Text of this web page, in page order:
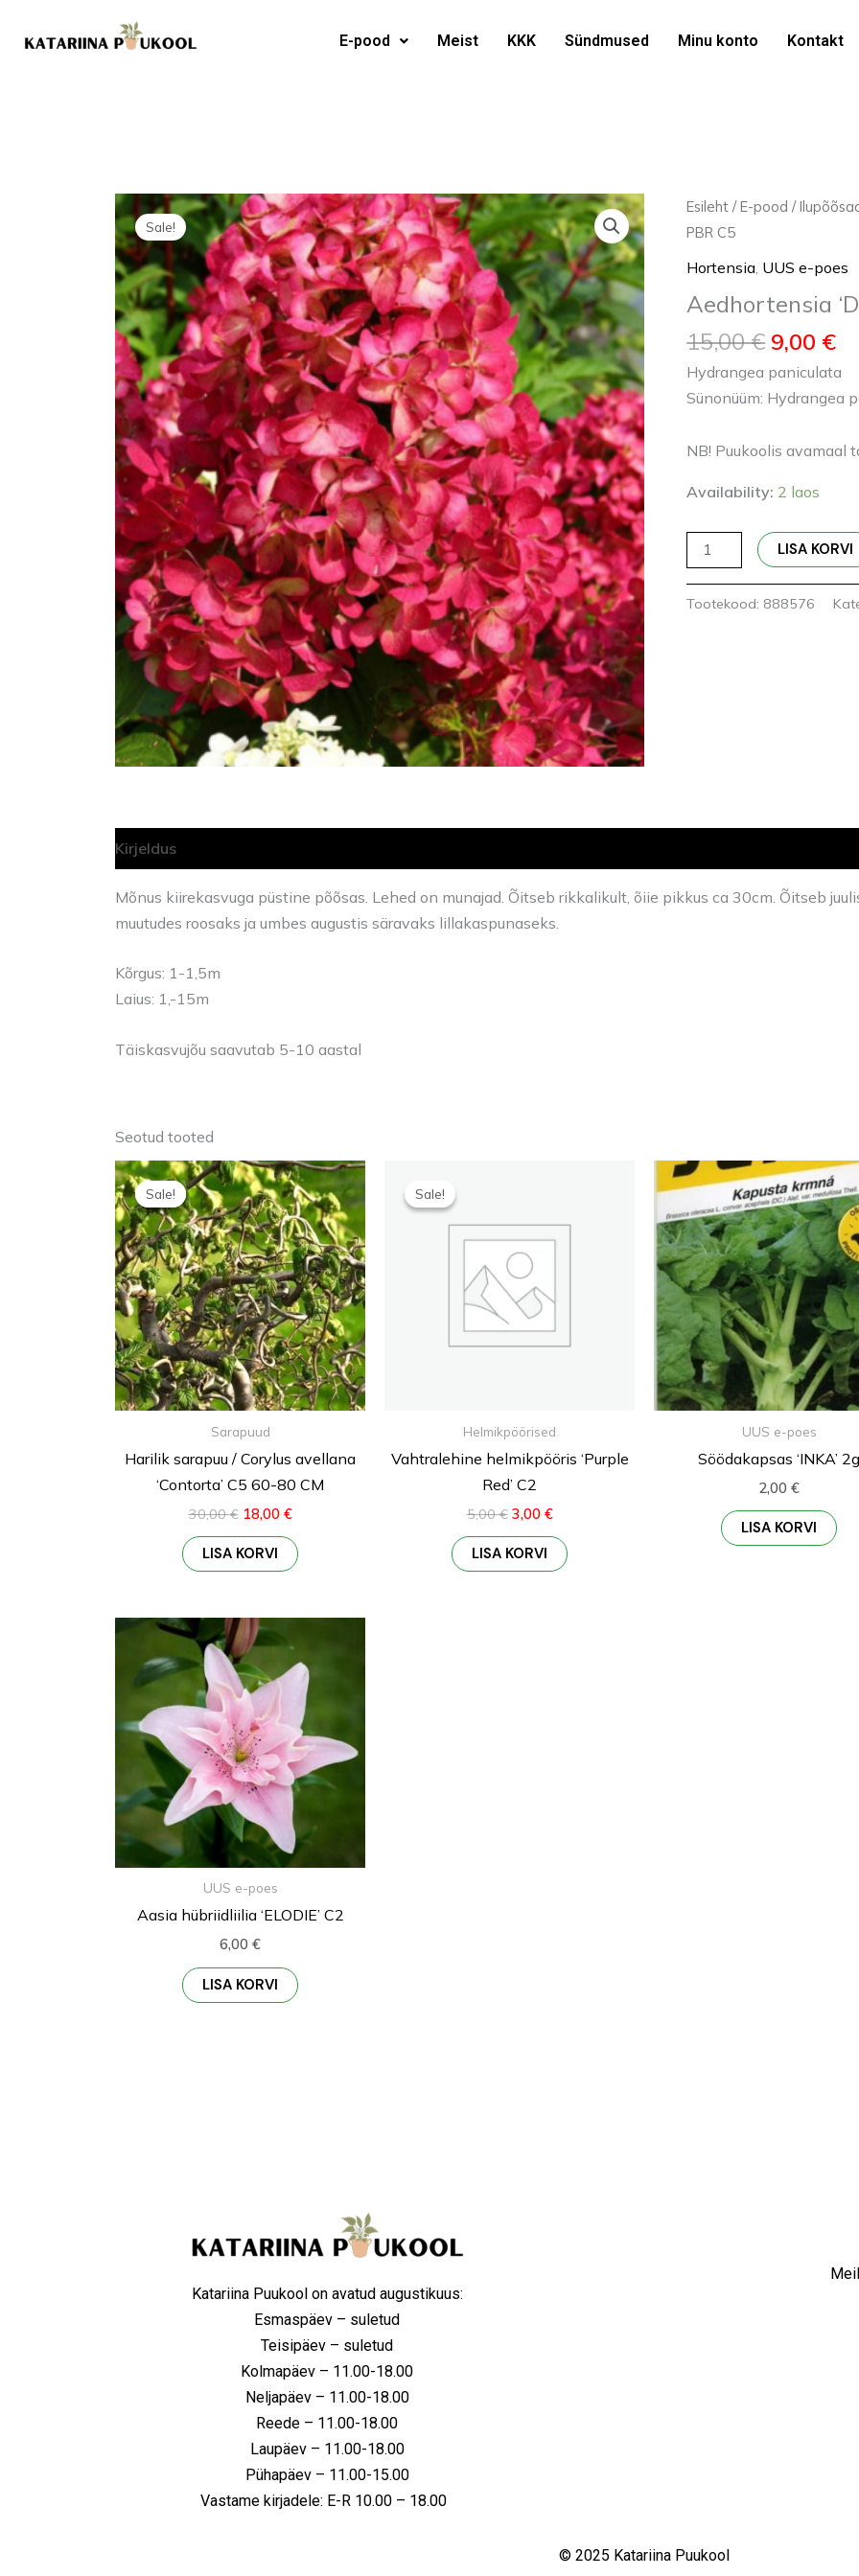
E-pood Meist KKK Sündmused Minu konto Kontakt
Sale!
Esileht /E-pood /
PBR C5
Hortensia UUS e-poes
Aedhortensia
15,00€
Algne
oli:
15,00 €.
9,00 €
Hydrangea paniculata
Sünonüüm: Hydrangea
NB! Puukoolis avamaal
Availability: 2 laos
Aedhortensia
'Diamand
C5
kogus
LISA KORVI
Tootekood: 888576
Kirjeldus
Mõnus kiirekasvuga püstine põõsas. Lehed on munajad. Õitseb rikkalikult, õiie pikkus ca 30cm. Õitseb
muutudes roosaks ja umbes augustis säravaks lillakaspunaseks.
Kõrgus: 1-1,5m
Laius: 1,-15m
Täiskasvujõu saavutab 5-10 aastal
Seotud tooted
Sale!
Sale!
Sarapuud
Harilik sarapuu / Corylus avellana
‘Contorta’ C5 60-80 CM
30,00€
Algne
hind
oli:
30,00 €.
18,00 €
Praegune
hind
on:
18,00 €.
LISA KORVI
Sale!
Sale!
Helmikpöörised
Vahtralehine helmikpööris ‘Purple
Red’ C2
5,00€
5,00 €.
3,00 €
3,00 €.
LISA KORVI
UUS e-poes
Söödakapsas ‘INKA’ 2g
2,00 €
LISA KORVI
UUS e-poes
Aasia hübriidliilia ‘ELODIE’ C2
6,00 €
LISA KORVI
Katariina Puukool on avatud augustikuus:
Esmaspäev – suletud
Teisipäev – suletud
Kolmapäev – 11.00-18.00
Neljapäev – 11.00-18.00
Reede – 11.00-18.00
Laupäev – 11.00-18.00
Pühapäev – 11.00-15.00
Vastame kirjadele: E-R 10.00 – 18.00
© 2025 Katariina Puukool